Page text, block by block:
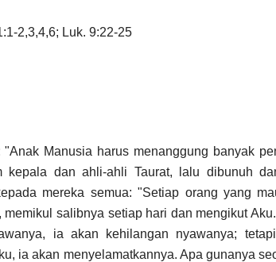
2,3,4,6; Luk. 9:22-25
"Anak Manusia harus menanggung banyak
kepala dan ahli-ahli Taurat, lalu dibunuh
mereka semua: "Setiap orang yang
memikul salibnya setiap hari dan mengikut
ia akan kehilangan nyawanya;
ia akan menyelamatkannya. Apa gunanya